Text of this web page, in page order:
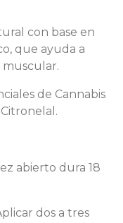
con base en
que ayuda a
de Cannabis
abierto dura 18
dos a tres